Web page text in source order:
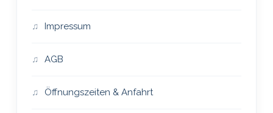
Impressum
AGB
Öffnungszeiten & Anfahrt